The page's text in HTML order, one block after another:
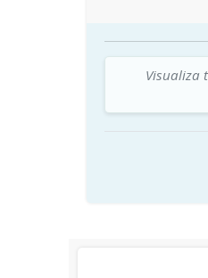
Visualiza